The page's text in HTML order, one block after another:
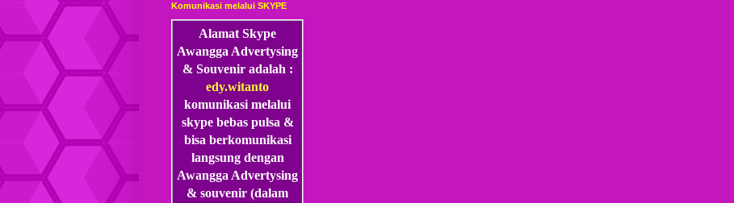
Komunikasi melalui SKYPE
Alamat Skype
Awangga Advertysing
& Souvenir adalah :
edy.witanto
komunikasi melalui
skype bebas pulsa &
bisa berkomunikasi
langsung dengan
Awangga Advertysing
& souvenir (dalam